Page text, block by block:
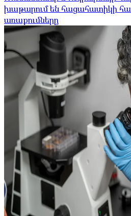
խաթարում են հացահատիկի
առաքումները